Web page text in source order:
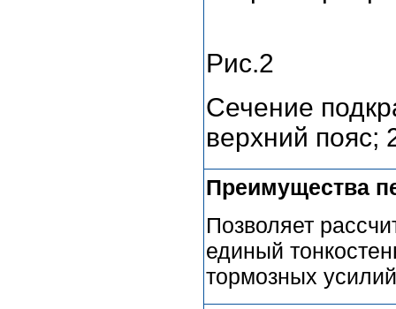
Рис.2
Сечение
верхний пояс;
Преимущества
Позволяет
единый
тормозных усилий